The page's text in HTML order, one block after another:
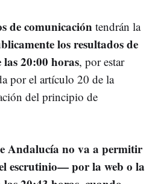
de comunicación tendrán la
los resultados de
20:00 horas, por estar
por el artículo 20 de la
del principio de
Andalucía no va a permitir
escrutinio— por la web o la